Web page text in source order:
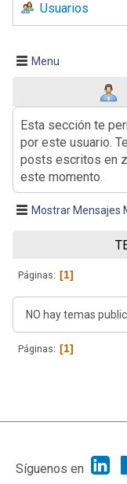
Usuarios
Menu
Esta sección te
por este usuario.
posts escritos en
este momento.
Mostrar Mensajes
Páginas 1
NO hay temas
Páginas 1
Síguenos en